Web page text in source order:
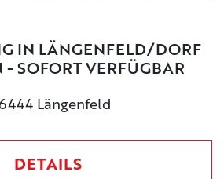
IN LÄNGENFELD/DORF
- SOFORT VERFÜGBAR
Längenfeld
DETAILS